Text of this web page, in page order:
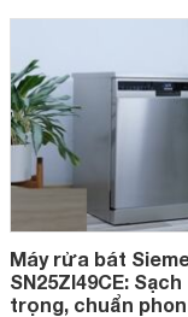
Máy rửa bát
SN25ZI49CE:
trọng, chuẩn